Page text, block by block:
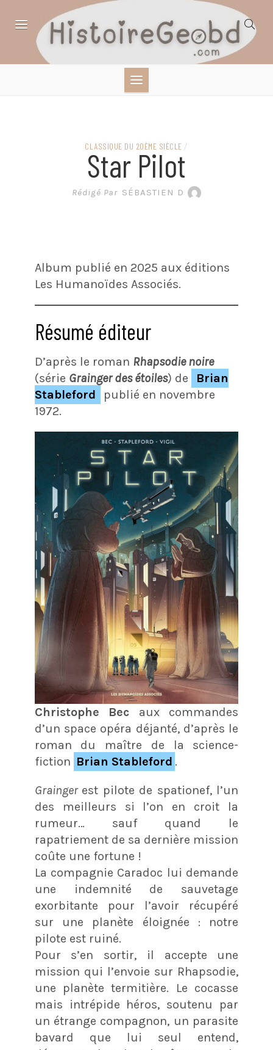
SCIENCES,
LITTÉRATURE EN
BANDE DESSINÉE
CLASSIQUE DU 20ÈME SIÈCLE /
Star Pilot
Rédigé Par SÉBASTIEN D
Album publié en 2025 aux éditions
Les Humanoïdes Associés.
Résumé éditeur
D’après le roman Rhapsodie noire
(série Grainger des étoiles) de
Brian
Stableford
publié en novembre
1972.
Christophe Bec aux commandes
d’un space opéra déjanté, d’après le
roman du maître de la science-
fiction Brian Stableford .
Grainger est pilote de spationef, l’un
des meilleurs si l’on en croit la
rumeur… sauf quand le
rapatriement de sa dernière mission
coûte une fortune !
La compagnie Caradoc lui demande
une indemnité de sauvetage
exorbitante pour l’avoir récupéré
sur une planète éloignée : notre
pilote est ruiné.
Pour s’en sortir, il accepte une
mission qui l’envoie sur Rhapsodie,
une planète termitière. Le cocasse
mais intrépide héros, soutenu par
un étrange compagnon, un parasite
bavard que lui seul entend,